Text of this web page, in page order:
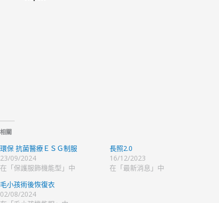
相關
環保 抗菌醫療ＥＳＧ制服
23/09/2024
在「保護服飾機能型」中
長照2.0
16/12/2023
在「最新消息」中
毛小孩術後恢復衣
02/08/2024